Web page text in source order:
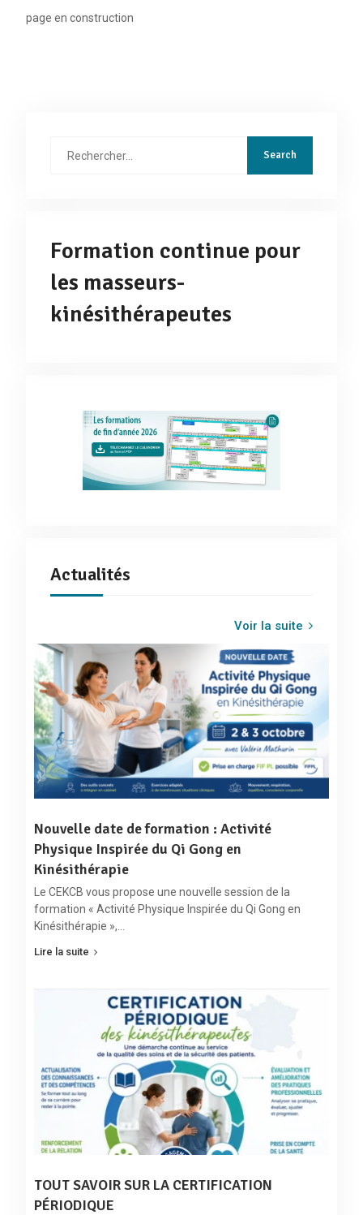
page en construction
Formation continue pour
les masseurs-
kinésithérapeutes
Actualités
Voir la suite
Nouvelle date de formation : Activité
Physique Inspirée du Qi Gong en
Kinésithérapie
Le CEKCB vous propose une nouvelle session de la
formation « Activité Physique Inspirée du Qi Gong en
Kinésithérapie »,…
Lire la suite
TOUT SAVOIR SUR LA CERTIFICATION
PÉRIODIQUE